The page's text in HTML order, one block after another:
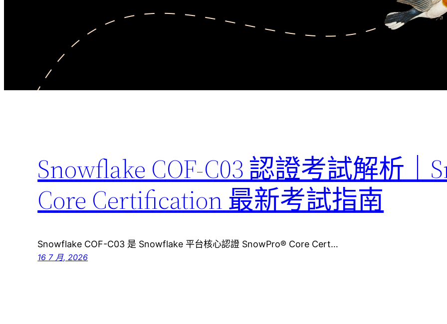
Snowflake COF-C03 認證考試解析｜
Core Certification 最新考試指南
Snowflake COF-C03 是 Snowflake 平台核心認證 SnowPro® Core Cert…
16 7 月, 2026